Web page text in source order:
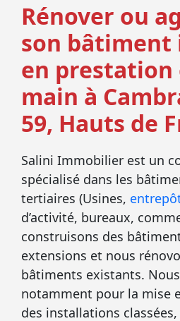
Rénover ou
son
en prestation
main à
59, Hauts de
Salini Immobilier est un
spécialisé dans les
tertiaires (Usines,
d’activité, bureaux,
construisons des
extensions et nous
bâtiments existants.
notamment pour la mise
des installations